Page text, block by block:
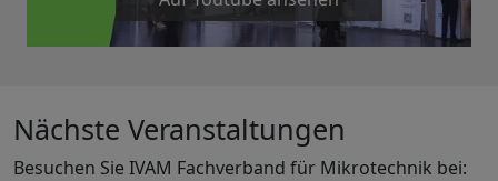
Nächste Veranstaltungen
Besuchen Sie IVAM Fachverband für Mikrotechnik bei: